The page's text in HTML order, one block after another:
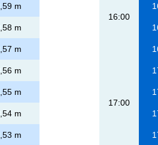
m
m
m
m
m
m
m
16:00
17:00